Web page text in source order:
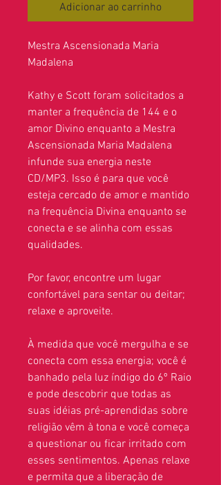
Adicionar ao carrinho
Mestra Ascensionada Maria
Madalena
Kathy e Scott foram solicitados a
manter a frequência de 144 e o
amor Divino enquanto a Mestra
Ascensionada Maria Madalena
infunde sua energia neste
CD/MP3. Isso é para que você
esteja cercado de amor e mantido
na frequência Divina enquanto se
conecta e se alinha com essas
qualidades.
Por favor, encontre um lugar
confortável para sentar ou deitar;
relaxe e aproveite.
À medida que você mergulha e se
conecta com essa energia; você é
banhado pela luz índigo do 6º Raio
e pode descobrir que todas as
suas idéias pré-aprendidas sobre
religião vêm à tona e você começa
a questionar ou ficar irritado com
esses sentimentos. Apenas relaxe
e permita que a liberação de